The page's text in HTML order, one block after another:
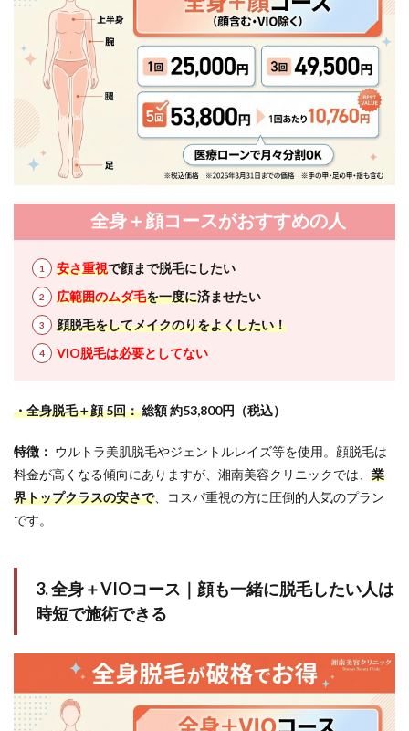
全身＋顔コースがおすすめの人
安さ重視で顔まで脱毛にしたい
広範囲のムダ毛を一度に済ませたい
顔脱毛をしてメイクのりをよくしたい！
VIO脱毛は必要としてない
・全身脱毛＋顔 5回：総額 約53,800円（税込）
特徴： ウルトラ美肌脱毛やジェントルレイズ等を使用。顔脱毛は
料金が高くなる傾向にありますが、湘南美容クリニックでは、 業
界トップクラスの安さで、コスパ重視の方に圧倒的人気のプラン
です。
3. 全身＋VIOコース｜顔も一緒に脱毛したい人は
時短で施術できる